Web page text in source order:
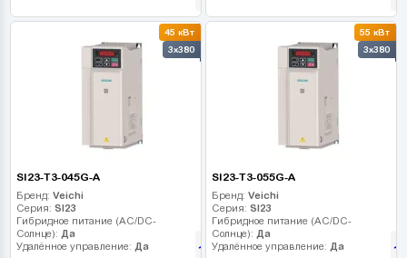
45 кВт
3x380
SI23-T3-045G-A
Бренд: Veichi
Серия: SI23
Гибридное питание (AC/DC-
Солнце): Да
Удалённое управление: Да 111 015грн
55 кВт
3x380
SI23-T3-055G-A
Бренд: Veichi
Серия: SI23
Гибридное питание (AC/DC-
Солнце): Да
Удалённое управление: Да